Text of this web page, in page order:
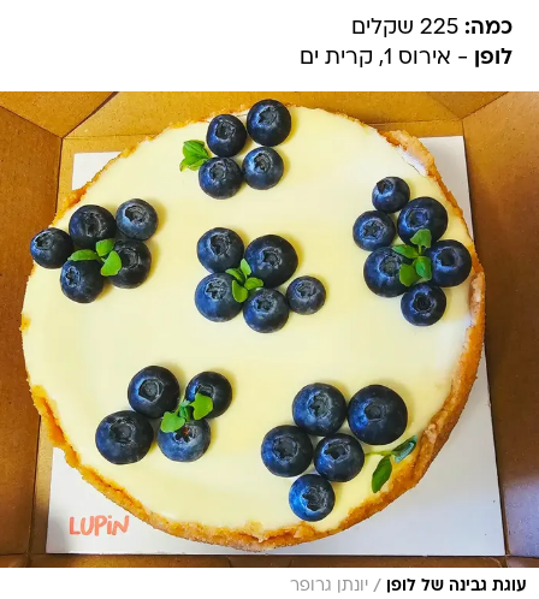
כמה: 225 שקלים
לופן - אירוס 1, קרית ים
עוגת גבינה של לופן / יונתן גרופר